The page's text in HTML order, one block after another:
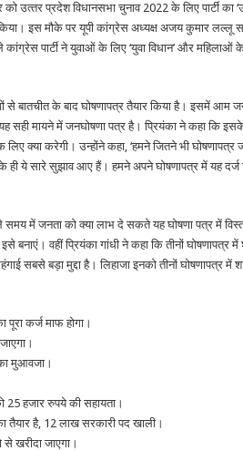
उत्‍तर प्रदेश विधानसभा चुनाव 2022 के लिए पार्टी का
किया। इस मौके पर यूपी कांग्रेस अध्यक्ष अजय कुमार
पार्टी ने युवाओं के लिए ‘युवा विधान’ और महिलाओं के
से बातचीत के बाद घोषणापत्र तैयार किया है। इसमें आम
सही मायने में जनघोषणा पत्र है। प्रियंका ने कहा कि इसके
क्‍या करेगी। उन्‍होंने कहा, ‘हमने जितने भी घोषणापत्र
ये सारे सुझाव आए हैं। हमने अपने घोषणापत्र में यह दर्ज
में जनता को क्या लाभ दे सकते यह घोषणा पत्र में
इसे बनाएं। वहीं प्रियंका गांधी ने कहा कि तीनों
सबसे बड़ा मुद्दा है। लिहाजा इनको तीनों घोषणापत्र में
कर्ज माफ होगा।
मुआवजा।
25 हजार रुपये की सहायता।
तैयार है, 12 लाख सरकारी पद खाली।
खरीदा जाएगा।